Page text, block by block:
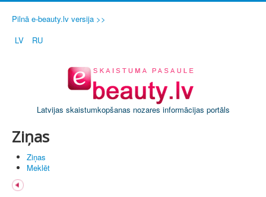
Pilnā e-beauty.lv versija >>
LV
RU
Latvijas skaistumkopšanas nozares informācijas portāls
Ziņas
Ziņas
Meklēt